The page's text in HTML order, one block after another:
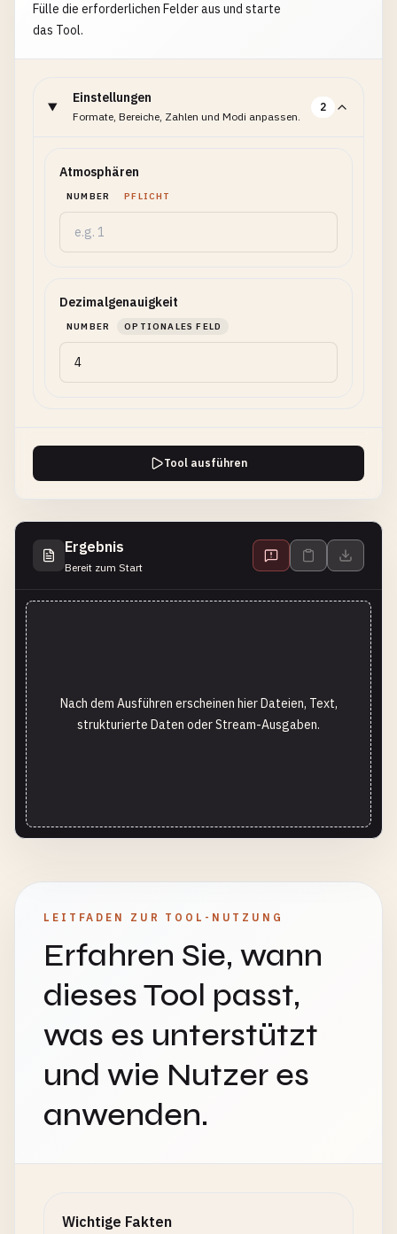
Fülle die erforderlichen Felder aus und starte
das Tool.
Einstellungen
Formate, Bereiche, Zahlen und Modi anpassen.
2
Atmosphären
NUMBER PFLICHT
Dezimalgenauigkeit
NUMBER OPTIONALES FELD
Tool ausführen
Ergebnis
Bereit zum Start
Nach dem Ausführen erscheinen hier Dateien, Text,
strukturierte Daten oder Stream-Ausgaben.
LEITFADEN ZUR TOOL-NUTZUNG
Erfahren Sie, wann
dieses Tool passt,
was es unterstützt
und wie Nutzer es
anwenden.
Wichtige Fakten